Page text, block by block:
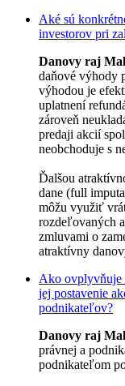
Aké sú
investorov pri
Danovy raj
daňové výhody
výhodou je
uplatnení
zároveň
predaji akcií
neobchoduje s
Ďalšou
dane (full
môžu využiť
rozdeľovaných
zmluvami o
atraktívny
Ako ovplyvňuje
jej postavenie
podnikateľov?
Danovy raj
právnej a
podnikateľom